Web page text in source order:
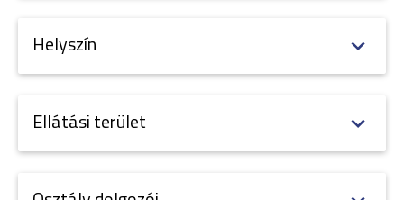
Helyszín
Ellátási terület